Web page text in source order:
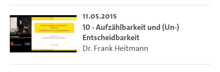
11.05.2015
10 - Aufzählbarkeit und (Un-)
Entscheidbarkeit
Dr. Frank Heitmann